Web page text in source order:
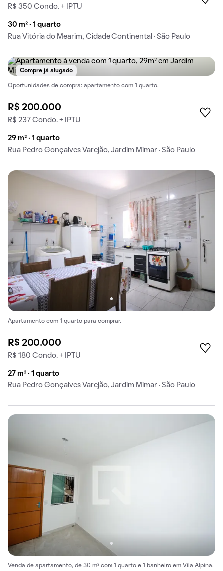
R$ 350 Condo. + IPTU
30 m² · 1 quarto
Rua Vitória do Mearim, Cidade Continental · São Paulo
Compre já alugado
Oportunidades de compra: apartamento com 1 quarto.
R$ 200.000
R$ 237 Condo. + IPTU
29 m² · 1 quarto
Rua Pedro Gonçalves Varejão, Jardim Mimar · São Paulo
Apartamento com 1 quarto para comprar.
R$ 200.000
R$ 180 Condo. + IPTU
27 m² · 1 quarto
Rua Pedro Gonçalves Varejão, Jardim Mimar · São Paulo
Venda de apartamento, de 30 m² com 1 quarto e 1 banheiro em Vila Alpina.